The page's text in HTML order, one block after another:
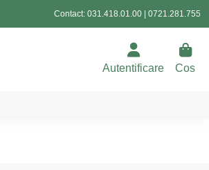
Contact: 031.418.01.00 0721.281.755
Autentificare Cos